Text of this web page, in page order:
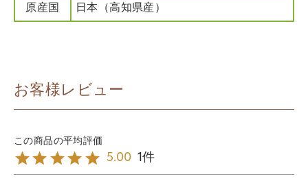
原産国 日本（高知県産）
お客様レビュー
5.00 1